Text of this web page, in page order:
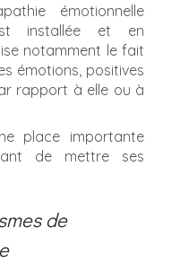
émotionnelle
installée et en
notamment le fait
émotions, positives
rapport à elle ou à
place importante
de mettre ses
de